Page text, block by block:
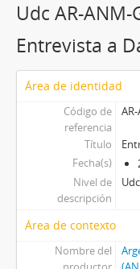
Udc AR-ANM-
Entrevista a
Área de identidad
Código de
referencia
Título
Fecha(s)
Nivel de
descripción
Udc
Área de contexto
Nombre del